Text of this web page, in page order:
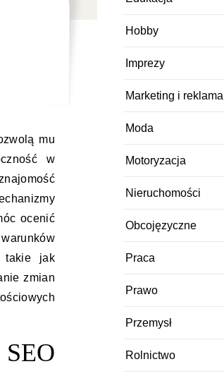
mu
w
ocenić
takie jak
zmian
Hobby
Imprezy
Marketing i reklama
Moda
Motoryzacja
Nieruchomości
Obcojęzyczne
Praca
Prawo
Przemysł
Rolnictwo